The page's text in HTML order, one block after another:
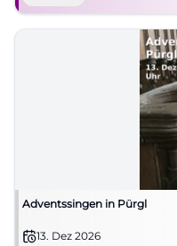
Adventssingen in Pürgl
13. Dez 2026